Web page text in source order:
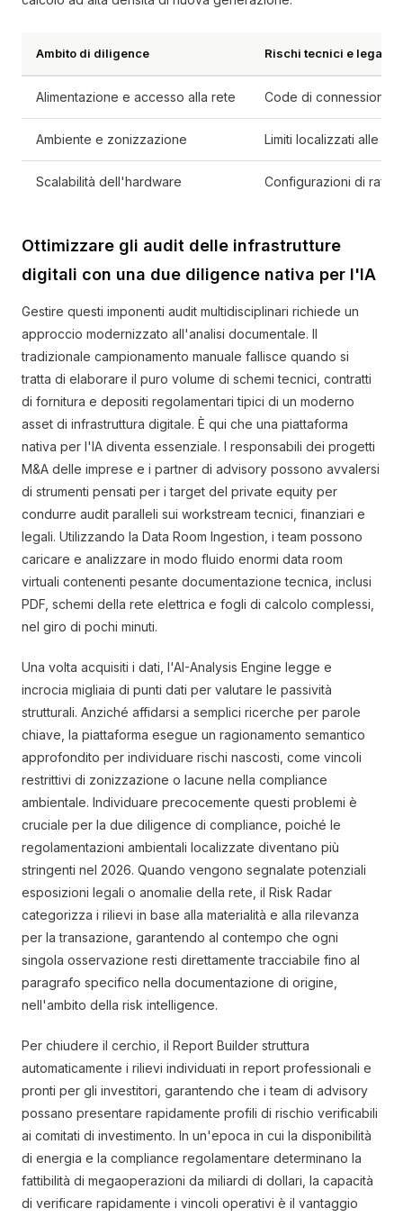
Ambito di diligence Rischi tecnici e legali
Alimentazione e accesso alla rete Code di connessione
Ambiente e zonizzazione Limiti localizzati alle
Scalabilità dell'hardware Configurazioni di
Ottimizzare gli audit delle infrastrutture
digitali con una due diligence nativa per l'IA
Gestire questi imponenti audit multidisciplinari richiede un
approccio modernizzato all'analisi documentale. Il
tradizionale campionamento manuale fallisce quando si
tratta di elaborare il puro volume di schemi tecnici, contratti
di fornitura e depositi regolamentari tipici di un moderno
asset di infrastruttura digitale. È qui che una piattaforma
nativa per l'IA diventa essenziale. I responsabili dei progetti
M&A delle imprese e i partner di advisory possono avvalersi
di strumenti pensati per i target del private equity per
condurre audit paralleli sui workstream tecnici, finanziari e
legali. Utilizzando la Data Room Ingestion, i team possono
caricare e analizzare in modo fluido enormi data room
virtuali contenenti pesante documentazione tecnica, inclusi
PDF, schemi della rete elettrica e fogli di calcolo complessi,
nel giro di pochi minuti.
Una volta acquisiti i dati, l'AI-Analysis Engine legge e
incrocia migliaia di punti dati per valutare le passività
strutturali. Anziché affidarsi a semplici ricerche per parole
chiave, la piattaforma esegue un ragionamento semantico
approfondito per individuare rischi nascosti, come vincoli
restrittivi di zonizzazione o lacune nella compliance
ambientale. Individuare precocemente questi problemi è
cruciale per la due diligence di compliance, poiché le
regolamentazioni ambientali localizzate diventano più
stringenti nel 2026. Quando vengono segnalate potenziali
esposizioni legali o anomalie della rete, il Risk Radar
categorizza i rilievi in base alla materialità e alla rilevanza
per la transazione, garantendo al contempo che ogni
singola osservazione resti direttamente tracciabile fino al
paragrafo specifico nella documentazione di origine,
nell'ambito della risk intelligence.
Per chiudere il cerchio, il Report Builder struttura
automaticamente i rilievi individuati in report professionali e
pronti per gli investitori, garantendo che i team di advisory
possano presentare rapidamente profili di rischio verificabili
ai comitati di investimento. In un'epoca in cui la disponibilità
di energia e la compliance regolamentare determinano la
fattibilità di megaoperazioni da miliardi di dollari, la capacità
di verificare rapidamente i vincoli operativi è il vantaggio